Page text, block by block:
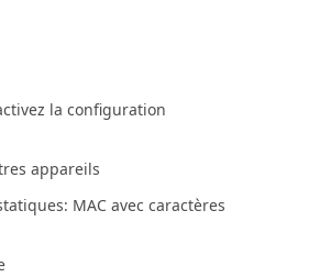
la configuration
appareils
MAC avec caractères